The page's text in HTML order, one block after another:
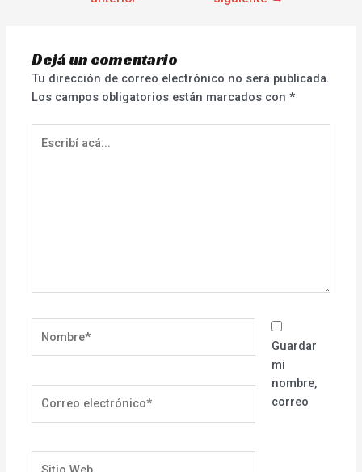
Dejá un comentario
Tu dirección de correo electrónico no será publicada.
Los campos obligatorios están marcados con*
acá...
electrónico*
Guardar
mi
nombre,
correo